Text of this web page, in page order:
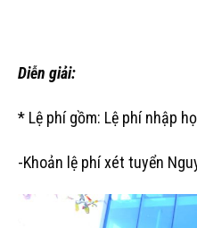
Diễn giải:
* Lệ phí gồm: Lệ phí nhập
-Khoản lệ phí xét tuyển